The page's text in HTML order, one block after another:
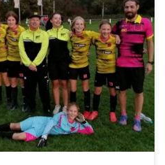
waren am Wochenende aktiv.
FVP Herren 1 – FC Phönix
– FC Phönix Durmersheim 2 1:0
B1 0:10 Acherner JFV 2 – SG
C1 – SG […]